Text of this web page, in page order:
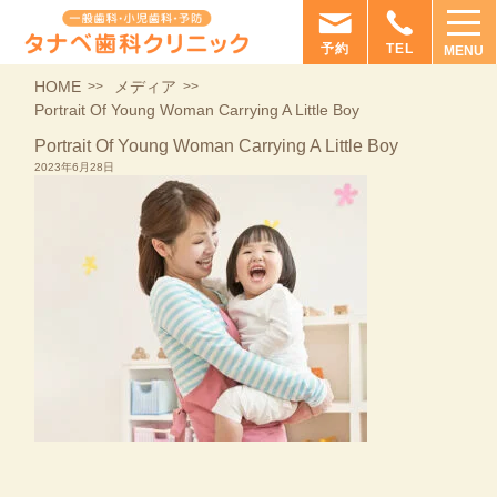
MENU
TEL
予約
HOME
メディア
Portrait Of Young Woman Carrying A Little Boy
Portrait Of Young Woman Carrying A Little Boy
2023年6月28日